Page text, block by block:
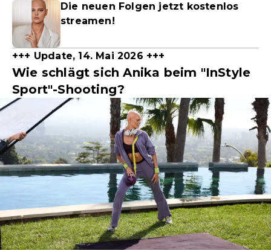
Die neuen Folgen jetzt kostenlos
streamen!
+++ Update, 14. Mai 2026 +++
Wie schlägt sich Anika beim "InStyle
Sport"-Shooting?